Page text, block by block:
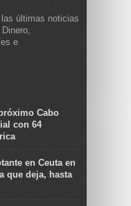
últimas noticias
e
Cabo
con 64
en Ceuta en
que deja, hasta